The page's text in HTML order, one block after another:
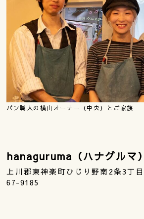
パン職人の横山オーナー（中央）とご家族
hanaguruma（ハナグルマ）
上川郡東神楽町ひじり野南2条3
67-9185